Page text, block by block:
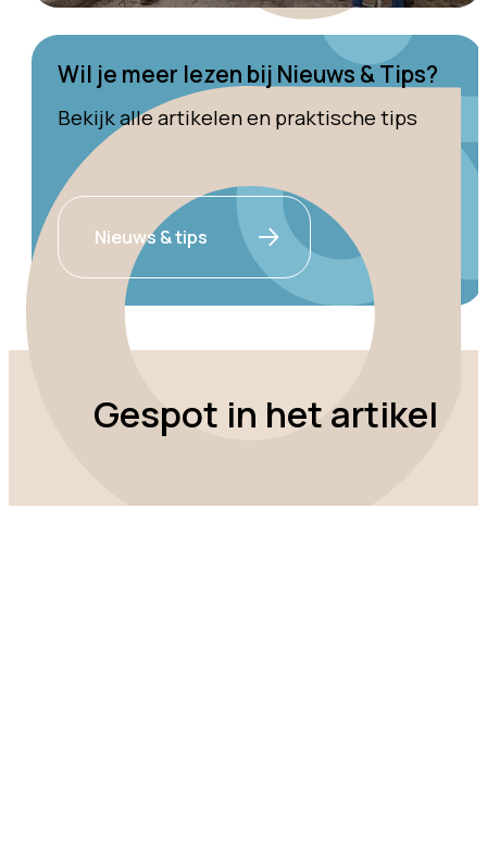
Wil je meer lezen bij Nieuws & Tips?
Bekijk alle artikelen en praktische tips
Nieuws & tips
Gespot in het artikel